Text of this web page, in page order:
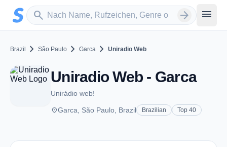
Zum Hauptinhalt springen
search
Sender suchen arrow_forward menu
Brazil chevron_right São Paulo chevron_right Garca chevron_right Uniradio Web
Uniradio Web - Garca
Unirádio web!
placeGarca, São Paulo, Brazil Brazilian Top 40